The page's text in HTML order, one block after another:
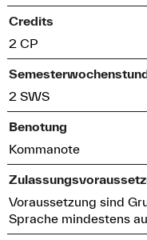
Credits
2 CP
2 SWS
Benotung
Kommanote
Voraussetzung sind
Sprache mindestens